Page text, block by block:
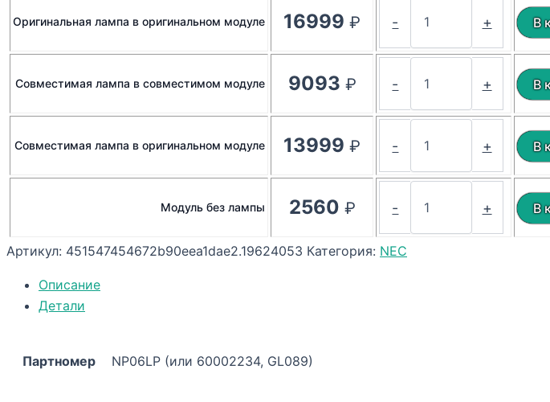
Оригинальная лампа в оригинальном модуле 16999 ₽ - +
Совместимая лампа в совместимом модуле 9093 ₽ - +
Совместимая лампа в оригинальном модуле 13999 ₽ - +
Модуль без лампы 2560 ₽ - +
Артикул: 451547454672b90eea1dae2.19624053 Категория: NEC
Описание
Детали
Партномер NP06LP (или 60002234, GL089)